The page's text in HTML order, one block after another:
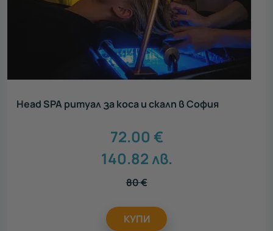
Head SPA ритуал за коса и скалп в София
72.00 €
140.82лв.
80€
КУПИ